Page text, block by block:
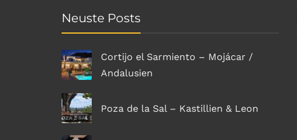
Neuste Posts
Cortijo el Sarmiento – Mojácar /
Andalusien
Poza de la Sal – Kastillien & Leon